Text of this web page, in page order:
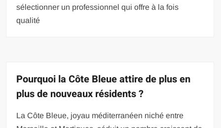
sélectionner un professionnel qui offre à la fois
qualité
Pourquoi la Côte Bleue attire de plus en
plus de nouveaux résidents ?
La Côte Bleue, joyau méditerranéen niché entre